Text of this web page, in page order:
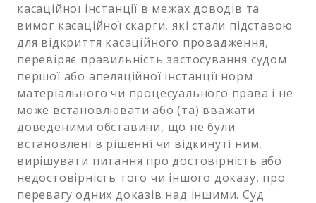
касаційної інстанції в межах доводів та
вимог касаційної скарги, які стали підставою
для відкриття касаційного провадження,
перевіряє правильність застосування судом
першої або апеляційної інстанції норм
матеріального чи процесуального права і не
може встановлювати або (та) вважати
доведеними обставини, що не були
встановлені в рішенні чи відкинуті ним,
вирішувати питання про достовірність або
недостовірність того чи іншого доказу, про
перевагу одних доказів над іншими. Суд